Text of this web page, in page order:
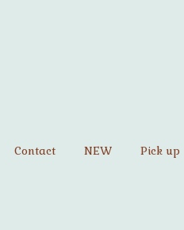
Contact NEW Pick up